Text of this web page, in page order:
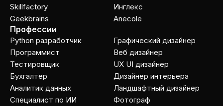
Skillfactory
Geekbrains
Инглекс
Anecole
Профессии
Python разработчик
Программист
Тестировщик
Бухгалтер
Аналитик данных
Специалист по ИИ
Графический дизайнер
Веб дизайнер
UX UI дизайнер
Дизайнер интерьера
Ландшафтный дизайнер
Фотограф